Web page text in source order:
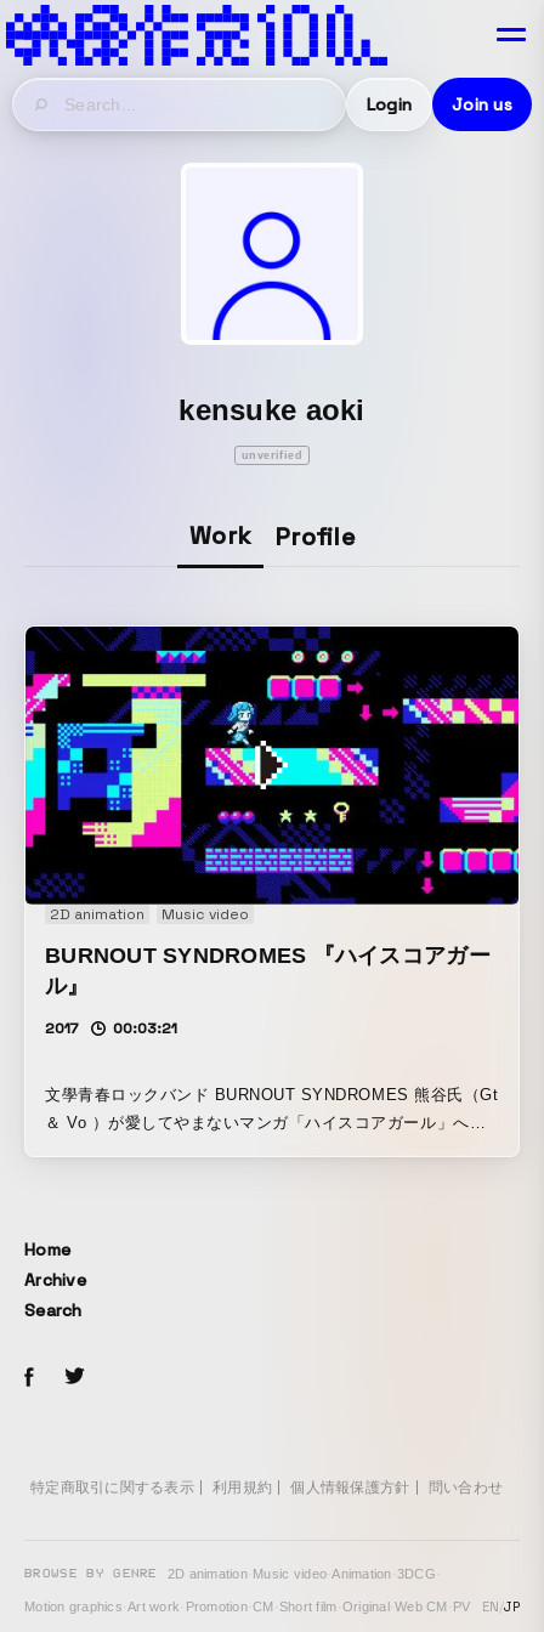
Login Join us
kensuke aoki
unverified
Work Profile
2D animation Music video
BURNOUT SYNDROMES 『ハイスコアガー
ル』
2017 00:03:21
文學青春ロックバンド BURNOUT SYNDROMES 熊谷氏（Gt
＆ Vo ）が愛してやまないマンガ「ハイスコアガール」への
Home
Archive
Search
特定商取引に関する表示 利用規約 個人情報保護方針 問い合わせ
BROWSE BY GENRE 2D animation· Music video·Animation·3DCG·
Motion graphics·Art work· Promotion·CM · Short film·Original ·Web CM · PV EN/JP